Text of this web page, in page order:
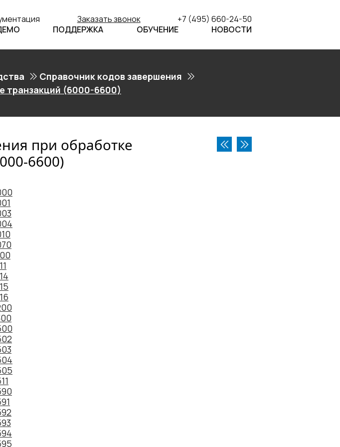
Заказать звонок
+7 (495) 660-24-50
ПОДДЕРЖКА ОБУЧЕНИЕ НОВОСТИ
Справочник кодов завершения
транзакций (6000-6600)
при обработке
6600)